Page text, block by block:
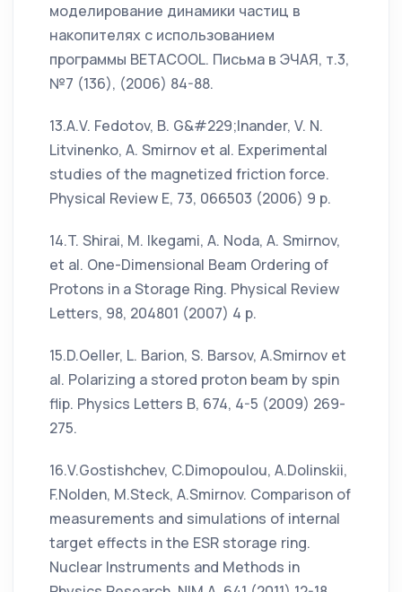
моделирование динамики частиц в
накопителях с использованием
программы BETACOOL. Письма в ЭЧАЯ, т.3,
№7 (136), (2006) 84-88.
13.A.V. Fedotov, B. G&#229;lnander, V. N.
Litvinenko, A. Smirnov et al. Experimental
studies of the magnetized friction force.
Physical Review E, 73, 066503 (2006) 9 p.
14.T. Shirai, M. Ikegami, A. Noda, A. Smirnov,
et al. One-Dimensional Beam Ordering of
Protons in a Storage Ring. Physical Review
Letters, 98, 204801 (2007) 4 р.
15.D.Oeller, L. Barion, S. Barsov, A.Smirnov et
al. Polarizing a stored proton beam by spin
flip. Physics Letters B, 674, 4-5 (2009) 269-
275.
16.V.Gostishchev, C.Dimopoulou, A.Dolinskii,
F.Nolden, M.Steck, A.Smirnov. Comparison of
measurements and simulations of internal
target effects in the ESR storage ring.
Nuclear Instruments and Methods in